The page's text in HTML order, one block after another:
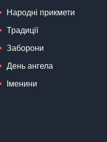
Народні прикмети
Традиції
Заборони
День ангела
Іменини